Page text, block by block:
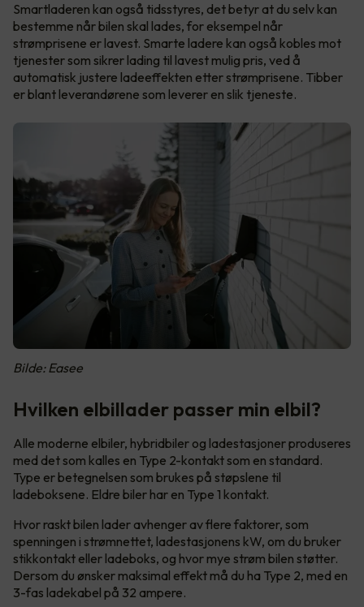
Smartladeren kan også tidsstyres, det betyr at du selv kan
bestemme når bilen skal lades, for eksempel når
strømprisene er lavest. Smarte ladere kan også kobles mot
tjenester som sikrer lading til lavest mulig pris, ved å
automatisk justere ladeeffekten etter strømprisene. Tibber
er blant leverandørene som leverer en slik tjeneste.
Bilde: Easee
Hvilken elbillader passer min elbil?
Alle moderne elbiler, hybridbiler og ladestasjoner produseres
med det som kalles en Type 2-kontakt som en standard.
Type er betegnelsen som brukes på støpslene til
ladeboksene. Eldre biler har en Type 1 kontakt.
Hvor raskt bilen lader avhenger av flere faktorer, som
spenningen i strømnettet, ladestasjonens kW, om du bruker
stikkontakt eller ladeboks, og hvor mye strøm bilen støtter.
Dersom du ønsker maksimal effekt må du ha Type 2, med en
3-fas ladekabel på 32 ampere.